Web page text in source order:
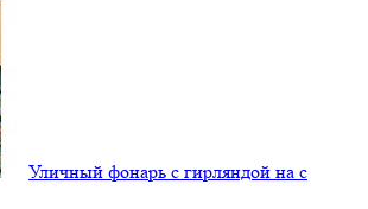
Уличный фонарь с гирляндой на с